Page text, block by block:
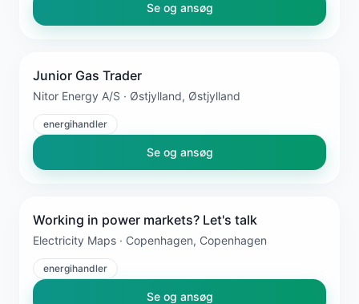
Se og ansøg
Junior Gas Trader
Nitor Energy A/S · Østjylland, Østjylland
energihandler
Se og ansøg
Working in power markets? Let's talk
Electricity Maps · Copenhagen, Copenhagen
energihandler
Se og ansøg